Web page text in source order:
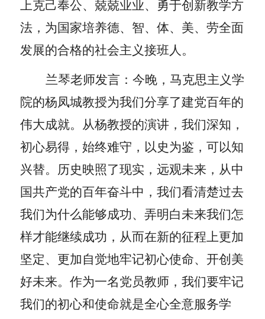
上克己奉公、兢兢业业、勇于创新教学方
法，为国家培养德、智、体、美、劳全面
发展的合格的社会主义接班人。
兰琴老师发言： 今晚，马克思主义学
院的杨凤城教授为我们分享了建党百年的
伟大成就。从杨教授的演讲，我们深知，
初心易得，始终难守，以史为鉴，可以知
兴替。历史映照了现实，远观未来，从中
国共产党的百年奋斗中，我们看清楚过去
我们为什么能够成功、弄明白未来我们怎
样才能继续成功，从而在新的征程上更加
坚定、更加自觉地牢记初心使命、开创美
好未来。作为一名党员教师，我们要牢记
我们的初心和使命就是全心全意服务学